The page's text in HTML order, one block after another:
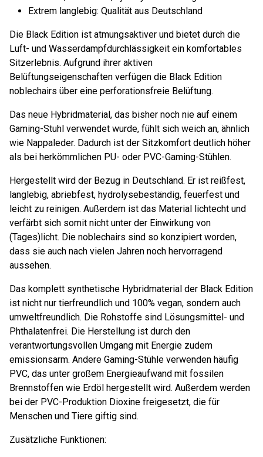
Extrem langlebig: Qualität aus Deutschland
Die Black Edition ist atmungsaktiver und bietet durch die
Luft- und Wasserdampfdurchlässigkeit ein komfortables
Sitzerlebnis. Aufgrund ihrer aktiven
Belüftungseigenschaften verfügen die Black Edition
noblechairs über eine perforationsfreie Belüftung.
Das neue Hybridmaterial, das bisher noch nie auf einem
Gaming-Stuhl verwendet wurde, fühlt sich weich an, ähnlich
wie Nappaleder. Dadurch ist der Sitzkomfort deutlich höher
als bei herkömmlichen PU- oder PVC-Gaming-Stühlen.
Hergestellt wird der Bezug in Deutschland. Er ist reißfest,
langlebig, abriebfest, hydrolysebeständig, feuerfest und
leicht zu reinigen. Außerdem ist das Material lichtecht und
verfärbt sich somit nicht unter der Einwirkung von
(Tages)licht. Die noblechairs sind so konzipiert worden,
dass sie auch nach vielen Jahren noch hervorragend
aussehen.
Das komplett synthetische Hybridmaterial der Black Edition
ist nicht nur tierfreundlich und 100% vegan, sondern auch
umweltfreundlich. Die Rohstoffe sind Lösungsmittel- und
Phthalatenfrei. Die Herstellung ist durch den
verantwortungsvollen Umgang mit Energie zudem
emissionsarm. Andere Gaming-Stühle verwenden häufig
PVC, das unter großem Energieaufwand mit fossilen
Brennstoffen wie Erdöl hergestellt wird. Außerdem werden
bei der PVC-Produktion Dioxine freigesetzt, die für
Menschen und Tiere giftig sind.
Zusätzliche Funktionen: